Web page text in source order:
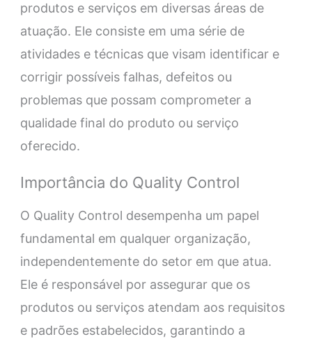
produtos e serviços em diversas áreas de
atuação. Ele consiste em uma série de
atividades e técnicas que visam identificar e
corrigir possíveis falhas, defeitos ou
problemas que possam comprometer a
qualidade final do produto ou serviço
oferecido.
Importância do Quality Control
O Quality Control desempenha um papel
fundamental em qualquer organização,
independentemente do setor em que atua.
Ele é responsável por assegurar que os
produtos ou serviços atendam aos requisitos
e padrões estabelecidos, garantindo a